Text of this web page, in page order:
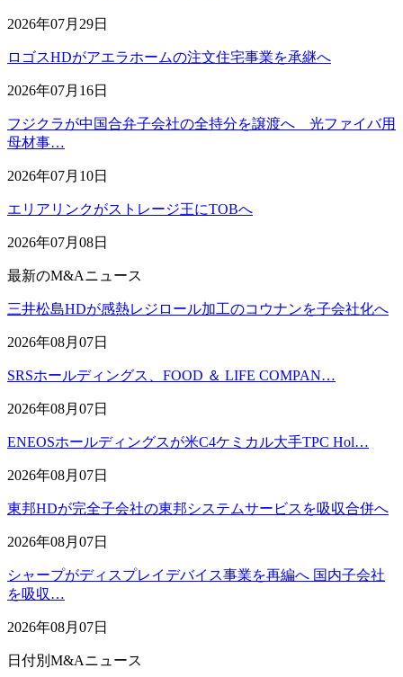
2026年07月29日
ロゴスHDがアエラホームの注文住宅事業を承継へ
2026年07月16日
フジクラが中国合弁子会社の全持分を譲渡へ 光ファイバ用
母材事…
2026年07月10日
エリアリンクがストレージ王にTOBへ
2026年07月08日
最新のM&Aニュース
三井松島HDが感熱レジロール加工のコウナンを子会社化へ
2026年08月07日
SRSホールディングス、FOOD ＆ LIFE COMPAN…
2026年08月07日
ENEOSホールディングスが米C4ケミカル大手TPC Hol…
2026年08月07日
東邦HDが完全子会社の東邦システムサービスを吸収合併へ
2026年08月07日
シャープがディスプレイデバイス事業を再編へ 国内子会社
を吸収…
2026年08月07日
日付別M&Aニュース